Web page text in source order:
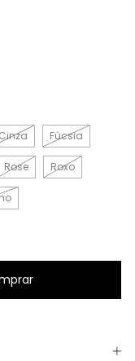
Cinza Fúcsia
Rose Roxo